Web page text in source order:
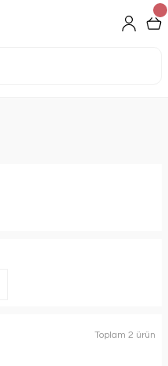
Toplam 2 ürün